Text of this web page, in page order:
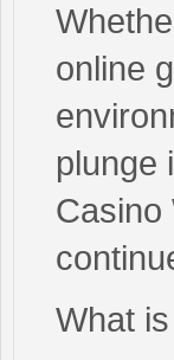
online
plunge
Casino
What